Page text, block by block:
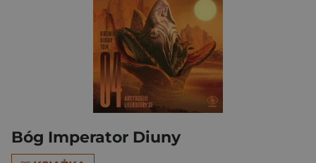
Bóg Imperator Diuny